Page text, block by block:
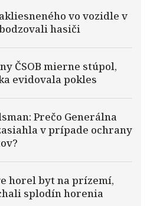
vo vozidle v
hasiči
ČSOB mierne stúpol,
evidovala pokles
Prečo Generálna
v prípade ochrany
horel byt na prízemí,
splodín horenia